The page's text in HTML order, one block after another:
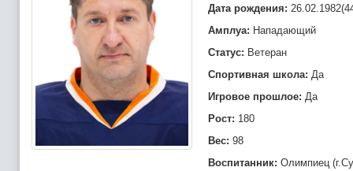
Дата рождения:
Амплуа: Нападающий
Статус: Ветеран
Спортивная школа: Да
Игровое прошлое: Да
Рост: 180
Вес: 98
Воспитанник: Олимпиец